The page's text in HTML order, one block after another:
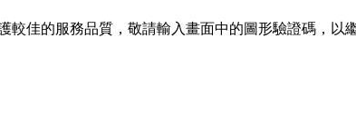
較佳的服務品質，敬請輸入畫面中的圖形驗證碼，以